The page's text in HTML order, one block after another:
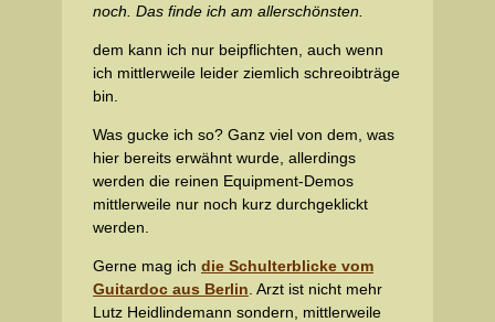
noch. Das finde ich am allerschönsten.
dem kann ich nur beipflichten, auch wenn
ich mittlerweile leider ziemlich schreoibträge
bin.
Was gucke ich so? Ganz viel von dem, was
hier bereits erwähnt wurde, allerdings
werden die reinen Equipment-Demos
mittlerweile nur noch kurz durchgeklickt
werden.
Gerne mag ich die Schulterblicke vom
Guitardoc aus Berlin . Arzt ist nicht mehr
Lutz Heidlindemann sondern, mittlerweile